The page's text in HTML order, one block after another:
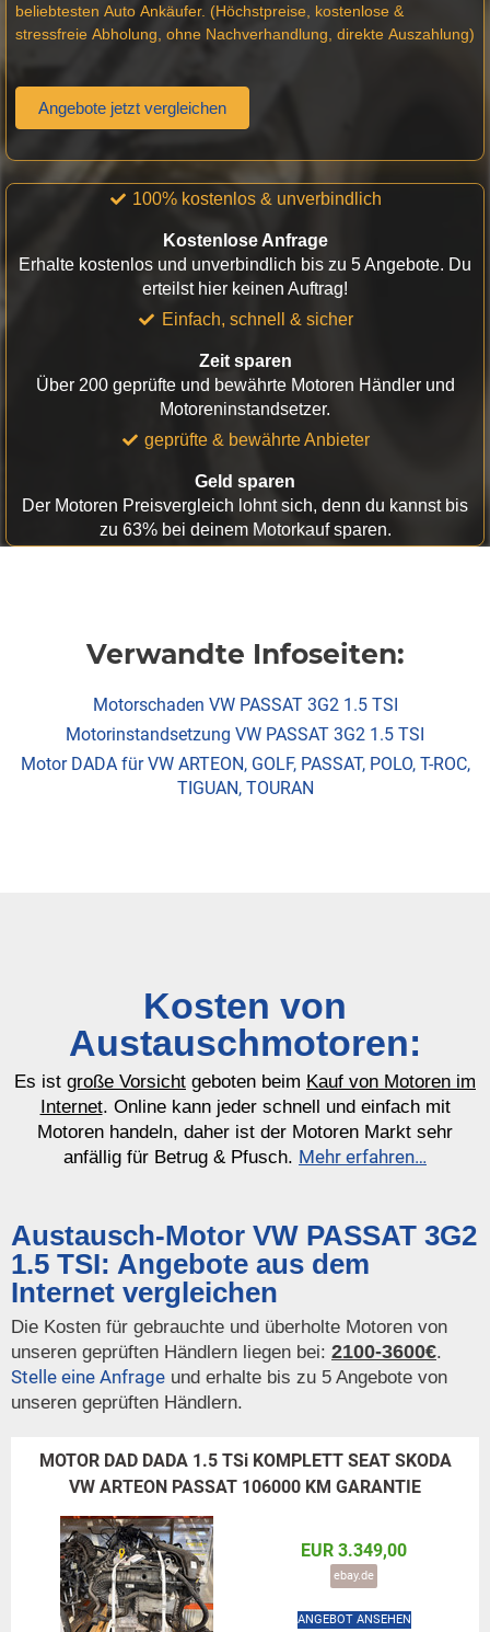
beliebtesten Auto Ankäufer. (Höchstpreise, kostenlose &
stressfreie Abholung, ohne Nachverhandlung, direkte Auszahlung)
Angebote jetzt vergleichen
100% kostenlos & unverbindlich
Kostenlose Anfrage
Erhalte kostenlos und unverbindlich bis zu 5 Angebote. Du
erteilst hier keinen Auftrag!
Einfach, schnell & sicher
Zeit sparen
Über 200 geprüfte und bewährte Motoren Händler und
Motoreninstandsetzer.
geprüfte & bewährte Anbieter
Geld sparen
Der Motoren Preisvergleich lohnt sich, denn du kannst bis
zu 63% bei deinem Motorkauf sparen.
Verwandte Infoseiten:
Motorschaden VW PASSAT 3G2 1.5 TSI
Motorinstandsetzung VW PASSAT 3G2 1.5 TSI
Motor DADA für VW ARTEON, GOLF, PASSAT, POLO, T-ROC,
TIGUAN, TOURAN
Kosten von
Austauschmotoren:
Es ist große Vorsicht geboten beim Kauf von Motoren im
Internet. Online kann jeder schnell und einfach mit
Motoren handeln, daher ist der Motoren Markt sehr
anfällig für Betrug & Pfusch. Mehr erfahren…
Austausch-Motor VW PASSAT 3G2
1.5 TSI: Angebote aus dem
Internet vergleichen
Die Kosten für gebrauchte und überholte Motoren von
unseren geprüften Händlern liegen bei: 2100-3600€.
Stelle eine Anfrage und erhalte bis zu 5 Angebote von
unseren geprüften Händlern.
MOTOR DAD DADA 1.5 TSi KOMPLETT SEAT SKODA
VW ARTEON PASSAT 106000 KM GARANTIE
EUR 3.349,00
ebay.de
ANGEBOT ANSEHEN